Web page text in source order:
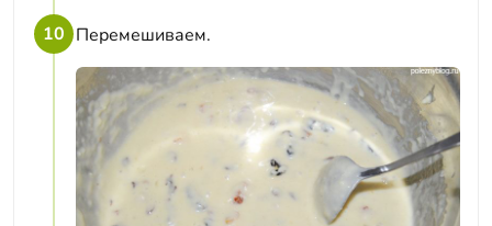
10 Перемешиваем.